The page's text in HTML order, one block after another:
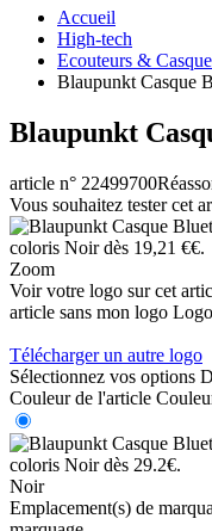
Accueil
High-tech
Ecouteurs &
Blaupunkt Casque
Blaupunkt
article n° 22499700
Vous souhaitez tester cet
Zoom
Voir votre logo sur cet
article sans mon logo
Télécharger un autre logo
Sélectionnez vos options
Couleur de l'article
Noir
Emplacement(s) de